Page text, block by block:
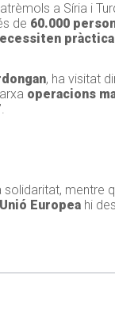
a Síria i
de 60.000
, ha visitat
operacions
solidaritat,
Unió Europea hi